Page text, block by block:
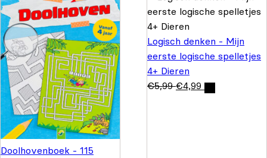
Doolhovenboek - 115
Logisch denken - Mijn
eerste logische spelletjes
4+ Dieren
€5,99 €4,99